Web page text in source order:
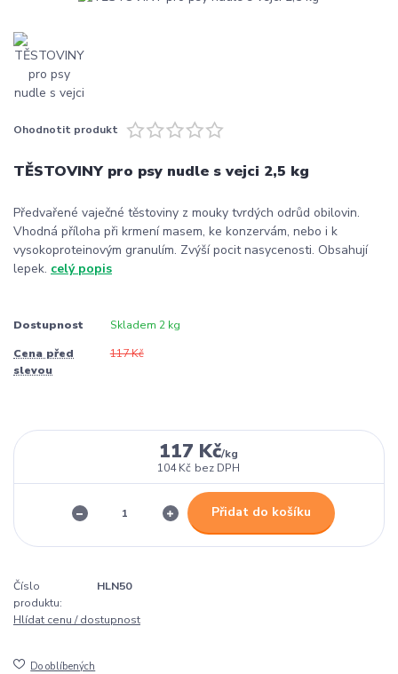
Ohodnotit produkt
TĚSTOVINY pro psy nudle s vejci 2,5 kg
Předvařené vaječné těstoviny z mouky tvrdých odrůd obilovin.
Vhodná příloha při krmení masem, ke konzervám, nebo i k
vysokoproteinovým granulím. Zvýší pocit nasycenosti. Obsahují
lepek. celý popis
Dostupnost Skladem 2 kg
Cena před
slevou
117 Kč
117 Kč/kg
104 Kč bez DPH
Přidat do košíku
Číslo
produktu:
HLN50
Hlídat cenu / dostupnost
Do oblíbených